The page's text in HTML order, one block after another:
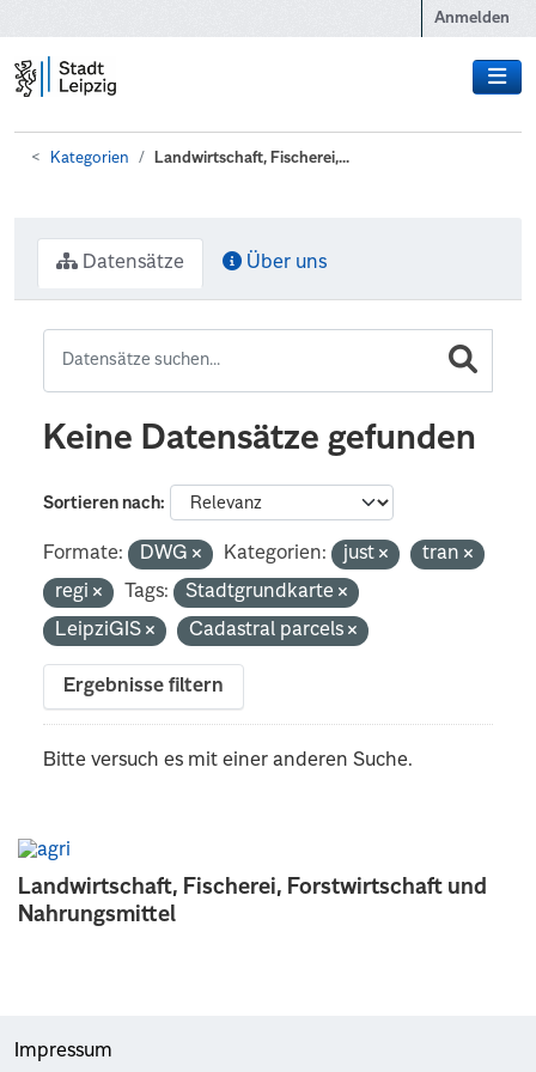
Anmelden
Kategorien Landwirtschaft, Fischerei,...
Landwirtschaft, Fischerei, Forstwirtschaft und
Nahrungsmittel
Datensätze Über uns
Keine Datensätze gefunden
Sortieren nach
Formate: DWG Kategorien: just
tran
regi
Tags:
Stadtgrundkarte
LeipziGIS
Cadastral parcels
Ergebnisse filtern
Bitte versuch es mit einer anderen Suche.
Impressum